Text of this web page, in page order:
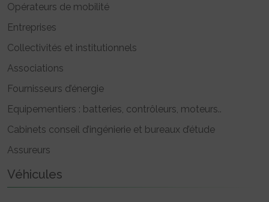
Opérateurs de mobilité
Entreprises
Collectivités et institutionnels
Associations
Fournisseurs d’énergie
Equipementiers : batteries, contrôleurs, moteurs..
Cabinets conseil d’ingénierie et bureaux d’étude
Assureurs
Véhicules